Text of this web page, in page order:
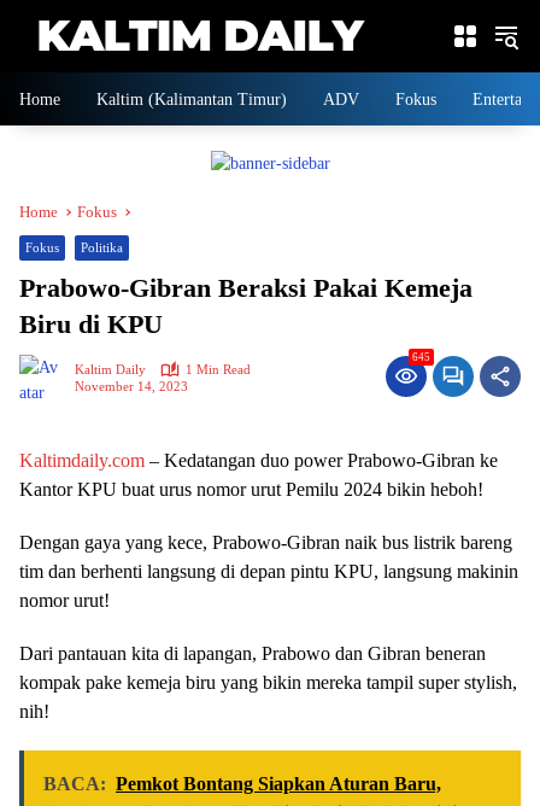
Home Kaltim (Kalimantan Timur) ADV Fokus Entertain
Home Fokus
Fokus Politika
Prabowo-Gibran Beraksi Pakai Kemeja
Biru di KPU
Kaltim Daily
1 Min Read
November 14, 2023
645
Kaltimdaily.com – Kedatangan duo power Prabowo-Gibran ke
Kantor KPU buat urus nomor urut Pemilu 2024 bikin heboh!
Dengan gaya yang kece, Prabowo-Gibran naik bus listrik bareng
tim dan berhenti langsung di depan pintu KPU, langsung makinin
nomor urut!
Dari pantauan kita di lapangan, Prabowo dan Gibran beneran
kompak pake kemeja biru yang bikin mereka tampil super stylish,
nih!
BACA: Pemkot Bontang Siapkan Aturan Baru,